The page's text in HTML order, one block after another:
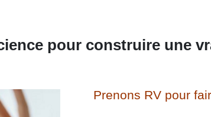
pour construire une
Prenons RV pour